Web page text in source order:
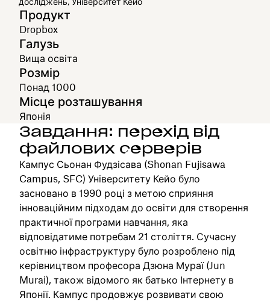
Продукт
Dropbox
Галузь
Вища освіта
Розмір
Понад 1000
Місце розташування
Японія
Завдання: перехід від
файлових серверів
Кампус Сьонан Фудзісава (Shonan Fujisawa
Campus, SFC) Університету Кейо було
засновано в 1990 році з метою сприяння
інноваційним підходам до освіти для створення
практичної програми навчання, яка
відповідатиме потребам 21 століття. Сучасну
освітню інфраструктуру було розроблено під
керівництвом професора Дзюна Мураї (Jun
Murai), також відомого як батько Інтернету в
Японії. Кампус продовжує розвивати свою